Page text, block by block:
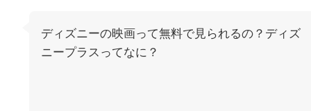
ディズニーの映画って無料で見られるの？ディズ
ニープラスってなに？